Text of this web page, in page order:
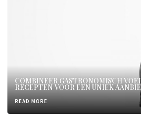
COMBINEER GASTRONOMISCH
RECEPTEN VOOR EEN UNIEK
READ MORE